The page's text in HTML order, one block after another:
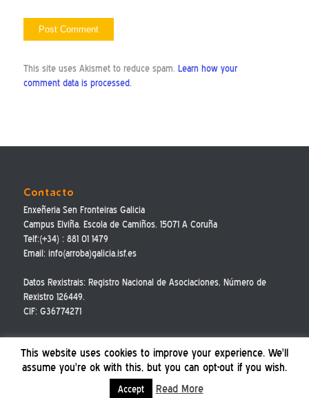
This site uses Akismet to reduce spam. Learn how your
comment data is processed.
Contacto
Enxeñeria Sen Fronteiras Galicia
Campus Elviña. Escola de Camiños. 15071 A Coruña
Telf:(+34) : 881 01 1479
Email: info(arroba)galicia.isf.es
Datos Rexistrais: Registro Nacional de Asociaciones, Número de
Rexistro 126449.
CIF: G36774271
This website uses cookies to improve your experience. We'll
assume you're ok with this, but you can opt-out if you wish.
Accept Read More